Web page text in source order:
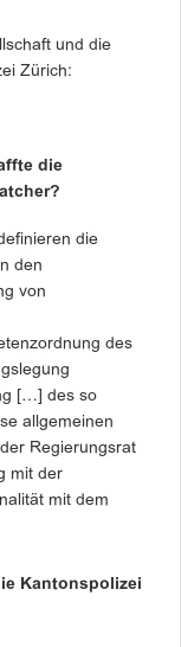
und die
Zürich:
die
die
den
von
des
[…] des so
allgemeinen
Regierungsrat
mit der
mit dem
Kantonspolizei